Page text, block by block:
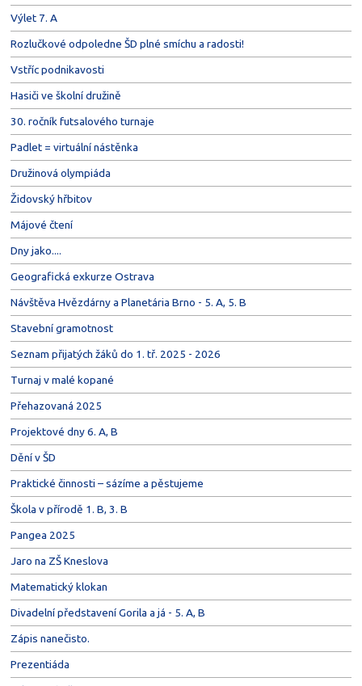
Výlet 7. A
Rozlučkové odpoledne ŠD plné smíchu a radosti!
Vstříc podnikavosti
Hasiči ve školní družině
30. ročník futsalového turnaje
Padlet = virtuální nástěnka
Družinová olympiáda
Židovský hřbitov
Májové čtení
Dny jako....
Geografická exkurze Ostrava
Návštěva Hvězdárny a Planetária Brno - 5. A, 5. B
Stavební gramotnost
Seznam přijatých žáků do 1. tř. 2025 - 2026
Turnaj v malé kopané
Přehazovaná 2025
Projektové dny 6. A, B
Dění v ŠD
Praktické činnosti – sázíme a pěstujeme
Škola v přírodě 1. B, 3. B
Pangea 2025
Jaro na ZŠ Kneslova
Matematický klokan
Divadelní představení Gorila a já - 5. A, B
Zápis nanečisto.
Prezentiáda